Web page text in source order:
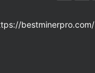
bestminerpro.com/